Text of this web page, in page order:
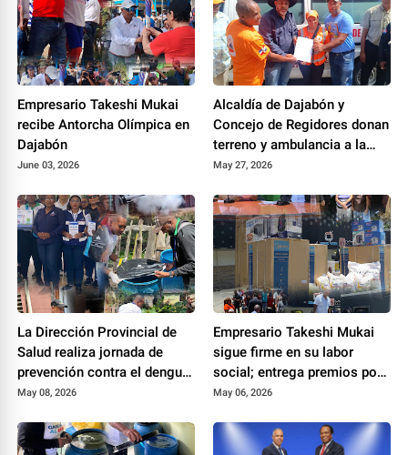
Empresario Takeshi Mukai
recibe Antorcha Olímpica en
Dajabón
June 03, 2026
Alcaldía de Dajabón y
Concejo de Regidores donan
terreno y ambulancia a la
Defensa Civil para fortalecer
May 27, 2026
La Dirección Provincial de
Salud realiza jornada de
prevención contra el dengue
en Restauración
May 08, 2026
Empresario Takeshi Mukai
sigue firme en su labor
social; entrega premios por
vamos de 300 mil pesos
May 06, 2026